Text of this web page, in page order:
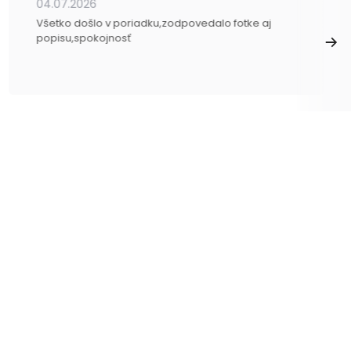
04.07.2026
Všetko došlo v poriadku,zodpovedalo fotke aj
popisu,spokojnosť